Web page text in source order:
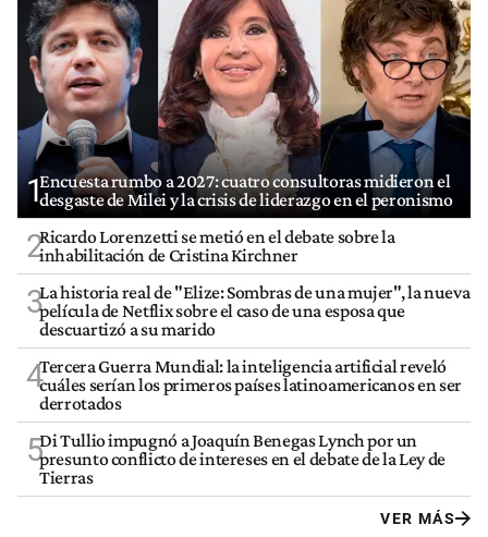
1Encuesta rumbo a 2027: cuatro consultoras midieron el
desgaste de Milei y la crisis de liderazgo en el peronismo
2Ricardo Lorenzetti se metió en el debate sobre la
inhabilitación de Cristina Kirchner
3La historia real de "Elize: Sombras de una mujer", la nueva
película de Netflix sobre el caso de una esposa que
descuartizó a su marido
4Tercera Guerra Mundial: la inteligencia artificial reveló
cuáles serían los primeros países latinoamericanos en ser
derrotados
5Di Tullio impugnó a Joaquín Benegas Lynch por un
presunto conflicto de intereses en el debate de la Ley de
Tierras
VER MÁS